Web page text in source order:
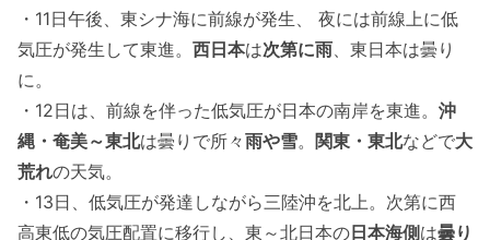
・11日午後、東シナ海に前線が発生、 夜には前線上に低
気圧が発生して東進。 西日本は次第に雨 、東日本は曇り
に。
・12日は、前線を伴った低気圧が日本の南岸を東進。 沖
縄・奄美～東北は曇りで所々雨や雪。 関東・東北などで大
荒れの天気。
・13日、低気圧が発達しながら三陸沖を北上。次第に西
高東低の気圧配置に移行し、東～北日本の日本海側は曇り